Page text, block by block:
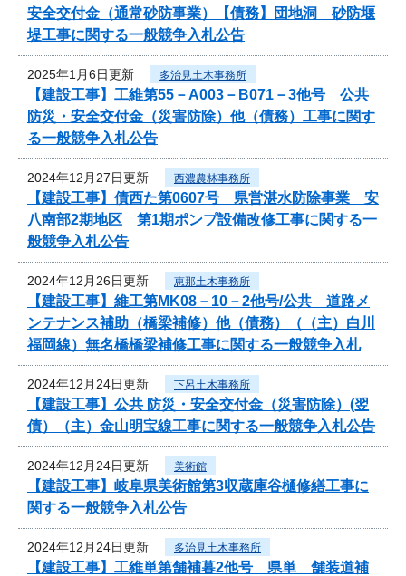
安全交付金（通常砂防事業）【債務】団地洞 砂防堰
堤工事に関する一般競争入札公告
2025年1月6日更新 多治見土木事務所
【建設工事】工維第55－A003－B071－3他号 公共
防災・安全交付金（災害防除）他（債務）工事に関す
る一般競争入札公告
2024年12月27日更新 西濃農林事務所
【建設工事】債西た第0607号 県営湛水防除事業 安
八南部2期地区 第1期ポンプ設備改修工事に関する一
般競争入札公告
2024年12月26日更新 恵那土木事務所
【建設工事】維工第MK08－10－2他号/公共 道路メ
ンテナンス補助（橋梁補修）他（債務）（（主）白川
福岡線）無名橋橋梁補修工事に関する一般競争入札
2024年12月24日更新 下呂土木事務所
【建設工事】公共 防災・安全交付金（災害防除）(翌
債）（主）金山明宝線工事に関する一般競争入札公告
2024年12月24日更新 美術館
【建設工事】岐阜県美術館第3収蔵庫谷樋修繕工事に
関する一般競争入札公告
2024年12月24日更新 多治見土木事務所
【建設工事】工維単第舗補暮2他号 県単 舗装道補